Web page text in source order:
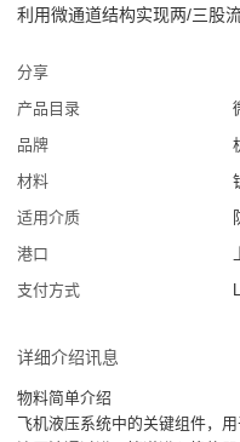
利用微通道结构实现两/三股
分享
产品目录
品牌
材料
适用介质
港口
支付方式
详细介绍讯息
物料简单介绍
飞机液压系统中的关键组件，